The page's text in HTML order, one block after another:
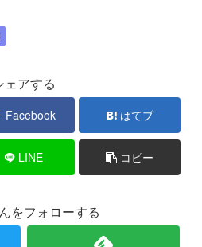
ェアする
Facebook はてブ
LINE コピー
をフォローする